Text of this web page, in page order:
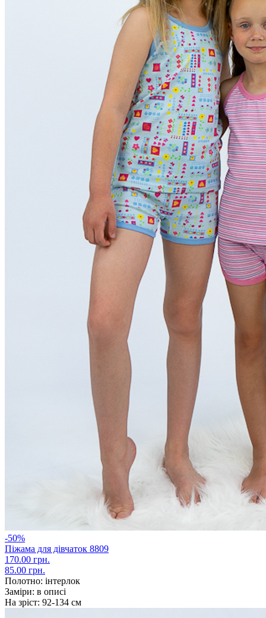
-50%
Піжама для дівчаток 8809
170.00 грн.
85.00 грн.
Полотно: інтерлок
Заміри: в описі
На зріст: 92-134 см